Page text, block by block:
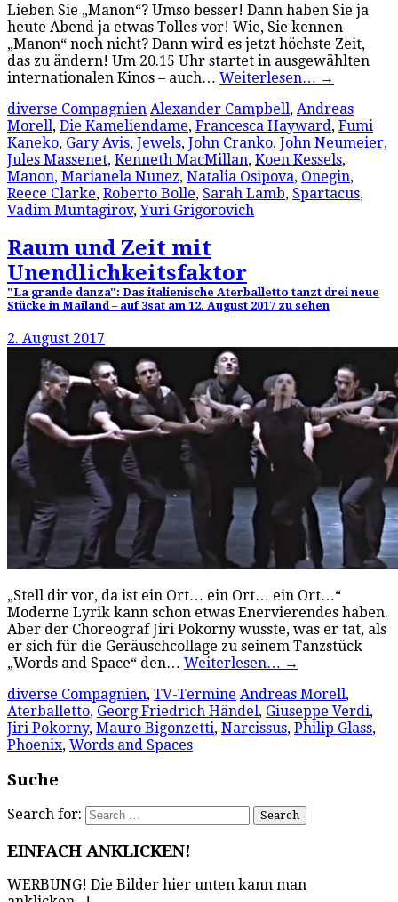
Lieben Sie „Manon“? Umso besser! Dann haben Sie ja
heute Abend ja etwas Tolles vor! Wie, Sie kennen
„Manon“ noch nicht? Dann wird es jetzt höchste Zeit,
das zu ändern! Um 20.15 Uhr startet in ausgewählten
internationalen Kinos – auch… Weiterlesen… →
diverse Compagnien Alexander Campbell, Andreas
Morell, Die Kameliendame, Francesca Hayward, Fumi
Kaneko, Gary Avis, Jewels, John Cranko, John Neumeier,
Jules Massenet, Kenneth MacMillan, Koen Kessels,
Manon, Marianela Nunez, Natalia Osipova, Onegin,
Reece Clarke, Roberto Bolle, Sarah Lamb, Spartacus,
Vadim Muntagirov,Yuri Grigorovich
Raum und Zeit mit
Unendlichkeitsfaktor
"La grande danza": Das italienische Aterballetto tanzt drei neue
Stücke in Mailand – auf 3sat am 12. August 2017 zu sehen
2. August 2017
„Stell dir vor, da ist ein Ort… ein Ort… ein Ort…“
Moderne Lyrik kann schon etwas Enervierendes haben.
Aber der Choreograf Jiri Pokorny wusste, was er tat, als
er sich für die Geräuschcollage zu seinem Tanzstück
„Words and Space“ den… Weiterlesen… →
diverse Compagnien, TV-Termine Andreas Morell,
Aterballetto, Georg Friedrich Händel, Giuseppe Verdi,
Jiri Pokorny, Mauro Bigonzetti, Narcissus, Philip Glass,
Phoenix, Words and Spaces
Suche
Search for:
EINFACH ANKLICKEN!
WERBUNG! Die Bilder hier unten kann man